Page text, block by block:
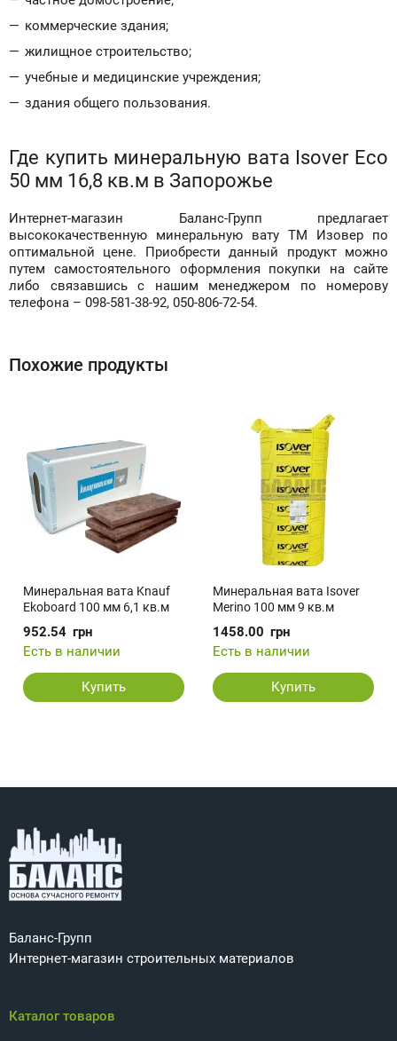
коммерческие здания;
жилищное строительство;
учебные и медицинские учреждения;
здания общего пользования.
Где купить минеральную вата Isover Eco
50 мм 16,8 кв.м в Запорожье
Интернет-магазин Баланс-Групп предлагает
высококачественную минеральную вату ТМ Изовер по
оптимальной цене. Приобрести данный продукт можно
путем самостоятельного оформления покупки на сайте
либо связавшись с нашим менеджером по номерову
телефона – 098-581-38-92, 050-806-72-54.
Похожие продукты
Минеральная вата Knauf
Ekoboard 100 мм 6,1 кв.м
952.54 грн
Есть в наличии
Купить
Минеральная вата Isover
Merino 100 мм 9 кв.м
1458.00 грн
Есть в наличии
Купить
Баланс-Групп
Интернет-магазин строительных материалов
Каталог товаров